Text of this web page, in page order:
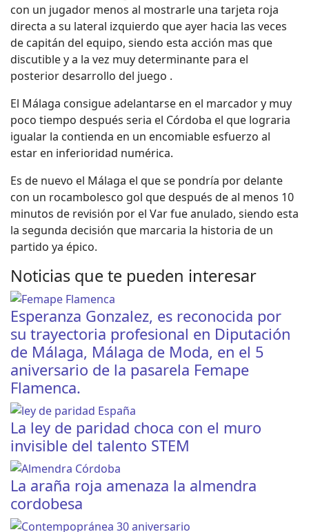
con un jugador menos al mostrarle una tarjeta roja
directa a su lateral izquierdo que ayer hacia las veces
de capitán del equipo, siendo esta acción mas que
discutible y a la vez muy determinante para el
posterior desarrollo del juego .
El Málaga consigue adelantarse en el marcador y muy
poco tiempo después seria el Córdoba el que lograria
igualar la contienda en un encomiable esfuerzo al
estar en inferioridad numérica.
Es de nuevo el Málaga el que se pondría por delante
con un rocambolesco gol que después de al menos 10
minutos de revisión por el Var fue anulado, siendo esta
la segunda decisión que marcaria la historia de un
partido ya épico.
Noticias que te pueden interesar
Esperanza Gonzalez, es reconocida por
su trayectoria profesional en Diputación
de Málaga, Málaga de Moda, en el 5
aniversario de la pasarela Femape
Flamenca.
La ley de paridad choca con el muro
invisible del talento STEM
La araña roja amenaza la almendra
cordobesa